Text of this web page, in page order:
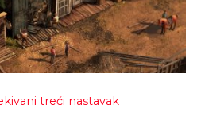
treći nastavak